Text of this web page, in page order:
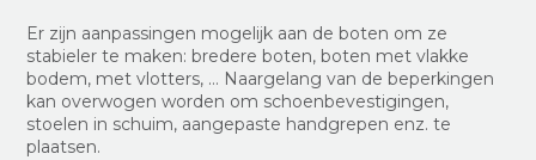
Er zijn aanpassingen mogelijk aan de boten om ze
stabieler te maken: bredere boten, boten met vlakke
bodem, met vlotters, … Naargelang van de beperkingen
kan overwogen worden om schoenbevestigingen,
stoelen in schuim, aangepaste handgrepen enz. te
plaatsen.